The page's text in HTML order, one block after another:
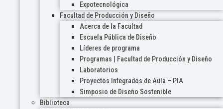
Expotecnológica
Facultad de Producción y Diseño
Acerca de la Facultad
Escuela Pública de Diseño
Líderes de programa
Programas | Facultad de Producción y Diseño
Laboratorios
Proyectos Integrados de Aula – PIA
Simposio de Diseño Sostenible
Biblioteca